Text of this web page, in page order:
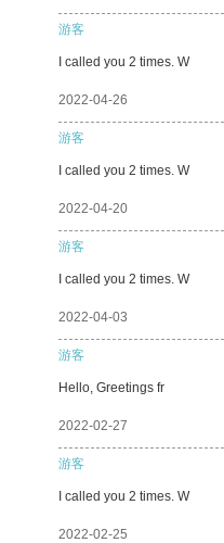
游客
I called you 2 times. W
2022-04-26
游客
I called you 2 times. W
2022-04-20
游客
I called you 2 times. W
2022-04-03
游客
Hello, Greetings fr
2022-02-27
游客
I called you 2 times. W
2022-02-25